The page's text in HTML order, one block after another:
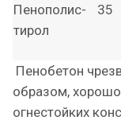
Пенополис-
тирол
35
Пенобетон
образом,
огнестойких